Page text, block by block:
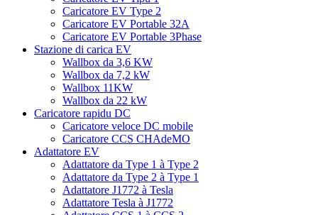
Caricatore EV Type 2
Caricatore EV Portable 32A
Caricatore EV Portable 3Phase
Stazione di carica EV
Wallbox da 3,6 KW
Wallbox da 7,2 kW
Wallbox 11KW
Wallbox da 22 kW
Caricatore rapidu DC
Caricatore veloce DC mobile
Caricatore CCS CHAdeMO
Adattatore EV
Adattatore da Type 1 à Type 2
Adattatore da Type 2 à Type 1
Adattatore J1772 à Tesla
Adattatore Tesla à J1772